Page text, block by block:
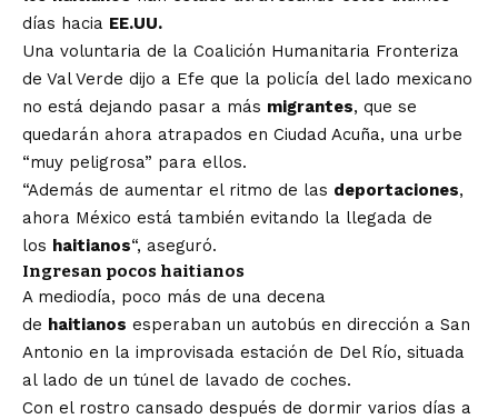
días hacia EE.UU.
Una voluntaria de la Coalición Humanitaria Fronteriza
de Val Verde dijo a Efe que la policía del lado mexicano
no está dejando pasar a más migrantes, que se
quedarán ahora atrapados en Ciudad Acuña, una urbe
“muy peligrosa” para ellos.
“Además de aumentar el ritmo de las deportaciones,
ahora México está también evitando la llegada de
los haitianos“, aseguró.
Ingresan pocos haitianos
A mediodía, poco más de una decena
de haitianos esperaban un autobús en dirección a San
Antonio en la improvisada estación de Del Río, situada
al lado de un túnel de lavado de coches.
Con el rostro cansado después de dormir varios días a